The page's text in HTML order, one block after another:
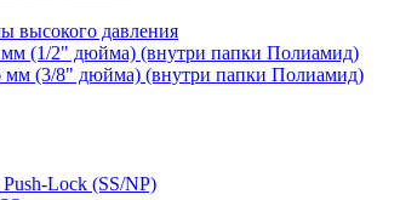
высокого давления
(1/2" дюйма) (внутри папки Полиамид)
мм (3/8" дюйма) (внутри папки Полиамид)
Lock (SS/NP)